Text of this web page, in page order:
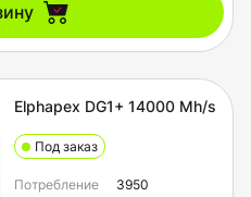
Elphapex DG1+ 14000 Mh/s
Под заказ
Потребление
3950